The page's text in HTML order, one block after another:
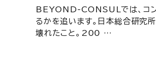
BEYOND-CONSULでは、コン
るかを追います。日本総合研究
壊れたこと。200 …